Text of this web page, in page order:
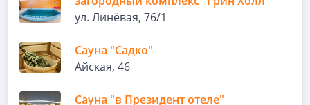
ул. Линёвая, 76/1
Сауна "Садко"
Айская, 46
Сауна "в Президент отеле"